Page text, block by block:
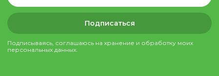
Подписаться
Подписываясь, соглашаюсь на хранение и обработку моих
персональных данных.